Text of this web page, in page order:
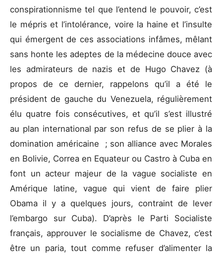
conspirationnisme tel que l’entend le pouvoir, c’est
le mépris et l’intolérance, voire la haine et l’insulte
qui émergent de ces associations infâmes, mêlant
sans honte les adeptes de la médecine douce avec
les admirateurs de nazis et de Hugo Chavez (à
propos de ce dernier, rappelons qu’il a été le
président de gauche du Venezuela, régulièrement
élu quatre fois consécutives, et qu’il s’est illustré
au plan international par son refus de se plier à la
domination américaine ; son alliance avec Morales
en Bolivie, Correa en Equateur ou Castro à Cuba en
font un acteur majeur de la vague socialiste en
Amérique latine, vague qui vient de faire plier
Obama il y a quelques jours, contraint de lever
l’embargo sur Cuba). D’après le Parti Socialiste
français, approuver le socialisme de Chavez, c’est
être un paria, tout comme refuser d’alimenter la